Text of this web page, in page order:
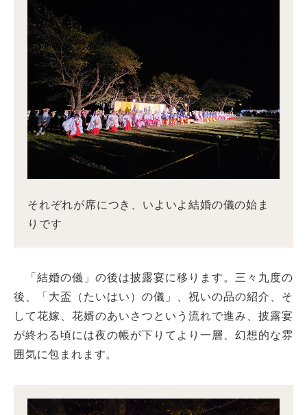
それぞれが席につき、いよいよ結婚の儀の始ま
りです
「結婚の儀」の後は披露宴に移ります。三々九度の
後、「大盃（たいはい）の儀」、祝いの品の紹介、そ
して花嫁、花婿のあいさつという流れで進み、披露宴
が終わる頃には夜の帳が下りてより一層、幻想的な雰
囲気に包まれます。